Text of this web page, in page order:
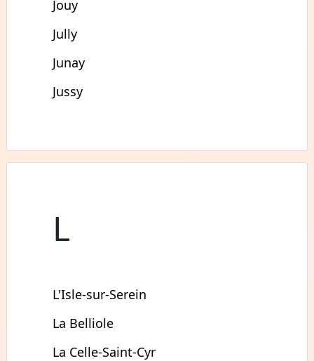
Jouy
Jully
Junay
Jussy
L
L'Isle-sur-Serein
La Belliole
La Celle-Saint-Cyr